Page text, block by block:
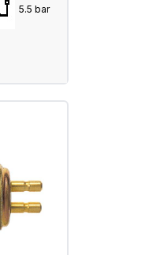
5.5 bar